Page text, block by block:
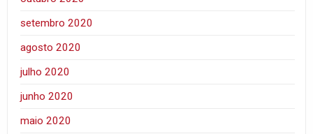
setembro 2020
agosto 2020
julho 2020
junho 2020
maio 2020